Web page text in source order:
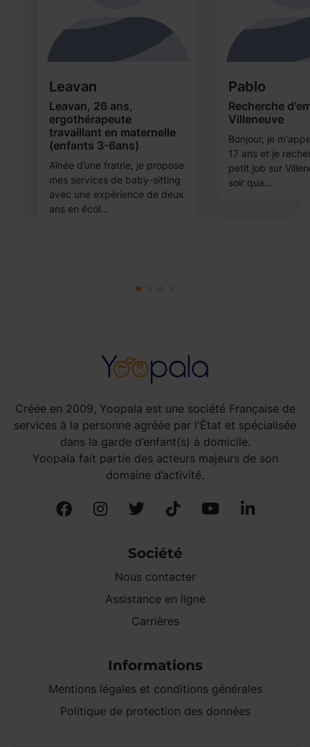
Leavan
Leavan, 26 ans,
ergothérapeute
travaillant en maternelle
(enfants 3-6ans)
Aînée d’une fratrie, je propose
mes services de baby-sitting
avec une expérience de deux
ans en écol...
Pablo
Recherche
Villeneuve
Bonjour, je
17 ans et je
petit job sur
soir qua...
Créée en 2009, Yoopala est une société Française de
services à la personne agréée par l'État et spécialisée
dans la garde d’enfant(s) à domicile.
Yoopala fait partie des acteurs majeurs de son
domaine d’activité.
Société
Nous contacter
Assistance en ligne
Carrières
Informations
Mentions légales et conditions générales
Politique de protection des données